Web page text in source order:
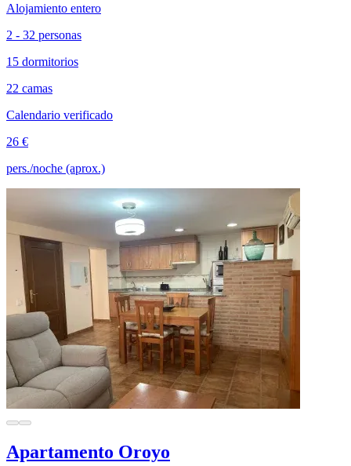
Alojamiento entero
2 - 32 personas
15 dormitorios
22 camas
Calendario verificado
26 €
pers./noche (aprox.)
Apartamento Oroyo